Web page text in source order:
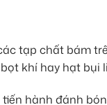
tạp chất bám
khí hay hạt bụi
hành đánh